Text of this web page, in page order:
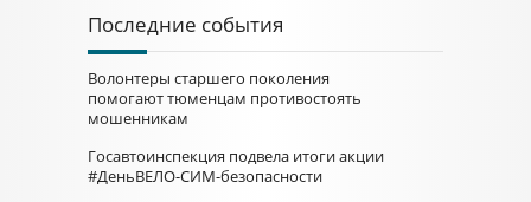
Последние события
Волонтеры старшего поколения
помогают тюменцам противостоять
мошенникам
Госавтоинспекция подвела итоги акции
#ДеньВЕЛО-СИМ-безопасности